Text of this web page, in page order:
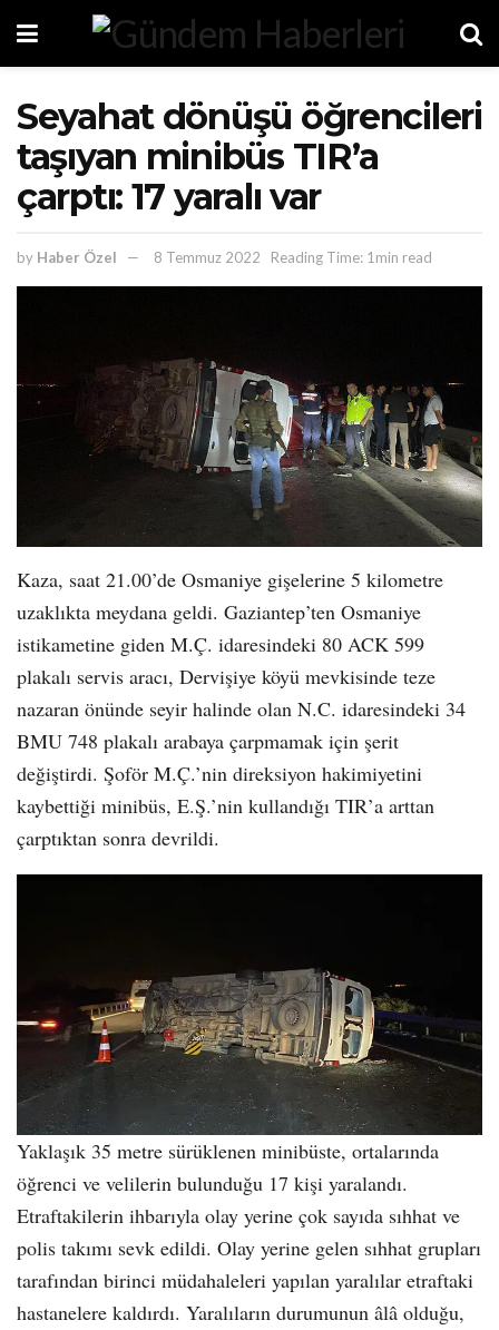
Seyahat dönüşü öğrencileri
taşıyan minibüs TIR’a
çarptı: 17 yaralı var
by Haber Özel 8 Temmuz 2022 Reading Time: 1min read
Kaza, saat 21.00’de Osmaniye gişelerine 5 kilometre
uzaklıkta meydana geldi. Gaziantep’ten Osmaniye
istikametine giden M.Ç. idaresindeki 80 ACK 599
plakalı servis aracı, Dervişiye köyü mevkisinde teze
nazaran önünde seyir halinde olan N.C. idaresindeki 34
BMU 748 plakalı arabaya çarpmamak için şerit
değiştirdi. Şoför M.Ç.’nin direksiyon hakimiyetini
kaybettiği minibüs, E.Ş.’nin kullandığı TIR’a arttan
çarptıktan sonra devrildi.
Yaklaşık 35 metre sürüklenen minibüste, ortalarında
öğrenci ve velilerin bulunduğu 17 kişi yaralandı.
Etraftakilerin ihbarıyla olay yerine çok sayıda sıhhat ve
polis takımı sevk edildi. Olay yerine gelen sıhhat grupları
tarafından birinci müdahaleleri yapılan yaralılar etraftaki
hastanelere kaldırdı. Yaralıların durumunun âlâ olduğu,